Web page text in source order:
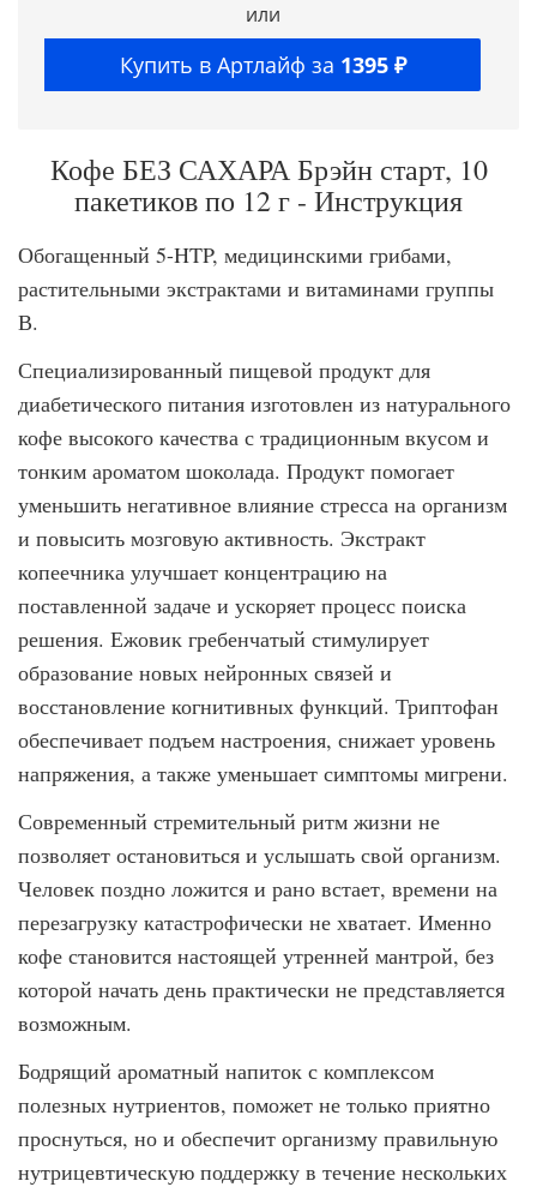
или
Купить в Артлайф за 1395 ₽
Кофе БЕЗ САХАРА Брэйн старт, 10
пакетиков по 12 г - Инструкция
Обогащенный 5-HTP, медицинскими грибами,
растительными экстрактами и витаминами группы
В.
Специализированный пищевой продукт для
диабетического питания изготовлен из натурального
кофе высокого качества с традиционным вкусом и
тонким ароматом шоколада. Продукт помогает
уменьшить негативное влияние стресса на организм
и повысить мозговую активность. Экстракт
копеечника улучшает концентрацию на
поставленной задаче и ускоряет процесс поиска
решения. Ежовик гребенчатый стимулирует
образование новых нейронных связей и
восстановление когнитивных функций. Триптофан
обеспечивает подъем настроения, снижает уровень
напряжения, а также уменьшает симптомы мигрени.
Современный стремительный ритм жизни не
позволяет остановиться и услышать свой организм.
Человек поздно ложится и рано встает, времени на
перезагрузку катастрофически не хватает. Именно
кофе становится настоящей утренней мантрой, без
которой начать день практически не представляется
возможным.
Бодрящий ароматный напиток с комплексом
полезных нутриентов, поможет не только приятно
проснуться, но и обеспечит организму правильную
нутрицевтическую поддержку в течение нескольких